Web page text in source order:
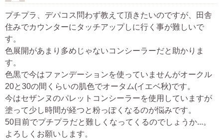
プチプラ、デパコス問わず教えて頂きたいのですが、田舎
住みでカウンターにタッチアップしに行く事が難しいで
す。
色展開があまり多めじゃないコンシーラーだと助かりま
す。
色黒で今はファンデーションを使っていませんがオークル
20と30の間くらいの肌色でオータム(イエベ秋)です。
今はセザンヌのパレットコンシーラーを使用していますが
塗って少し時間が経つと粉っぽくなるのが悩みです。
50目前でプチプラだと難しくなってくるのでしょうか...。
よろしくお願いします。